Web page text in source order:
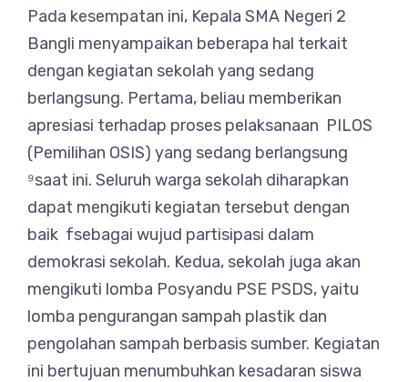
Pada kesempatan ini, Kepala SMA Negeri 2
Bangli menyampaikan beberapa hal terkait
dengan kegiatan sekolah yang sedang
berlangsung. Pertama, beliau memberikan
apresiasi terhadap proses pelaksanaan PILOS
(Pemilihan OSIS) yang sedang berlangsung
⁹saat ini. Seluruh warga sekolah diharapkan
dapat mengikuti kegiatan tersebut dengan
baik fsebagai wujud partisipasi dalam
demokrasi sekolah. Kedua, sekolah juga akan
mengikuti lomba Posyandu PSE PSDS, yaitu
lomba pengurangan sampah plastik dan
pengolahan sampah berbasis sumber. Kegiatan
ini bertujuan menumbuhkan kesadaran siswa